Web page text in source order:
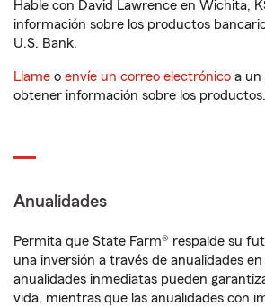
Hable con David Lawrence en Wichita,
información sobre los productos
U.S. Bank.
Llame o envíe un correo electrónico a un
obtener información sobre los productos.
Anualidades
Permita que State Farm® respalde su
una inversión a través de anualidades
anualidades inmediatas pueden
vida, mientras que las anualidades con